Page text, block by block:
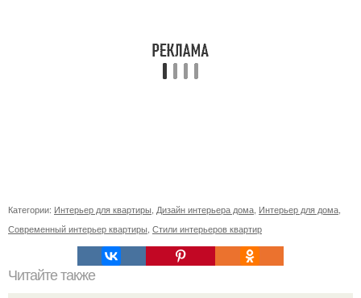
Категории: Интерьер для квартиры Дизайн интерьера дома Интерьер для дома
Современный интерьер квартиры Стили интерьеров квартир
Читайте также